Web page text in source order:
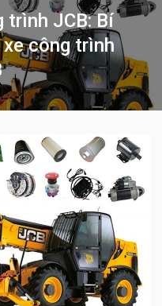
trình JCB: Bí
công trình